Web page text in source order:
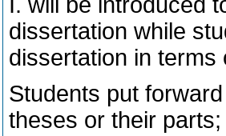
dissertation while
dissertation in terms
Students put
theses or their